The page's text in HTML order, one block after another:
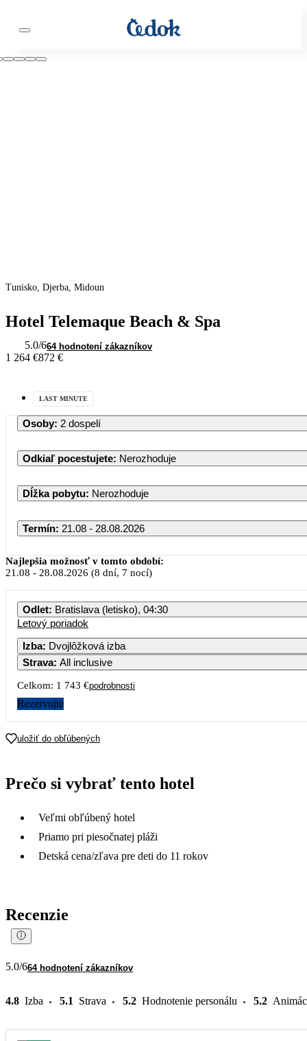
Tunisko, Djerba, Midoun
Hotel Telemaque Beach & Spa
5.0/664 hodnotení zákazníkov
1 264 €872 €
LAST MINUTE
Osoby: 2 dospelí
Odkiaľ pocestujete: Nerozhoduje
Dĺžka pobytu: Nerozhoduje
Termín: 21.08 - 28.08.2026
Najlepšia možnosť v tomto období:
21.08 - 28.08.2026 (8 dní, 7 nocí)
Odlet: Bratislava (letisko), 04:30
Letový poriadok
Izba: Dvojlôžková izba
Strava: All inclusive
Celkom: 1 743 €podrobnosti
Rezervujte
uložiť do obľúbených
Prečo si vybrať tento hotel
Veľmi obľúbený hotel
Priamo pri piesočnatej pláži
Detská cena/zľava pre deti do 11 rokov
Recenzie
5.0/664 hodnotení zákazníkov
4.8 Izba 5.1 Strava 5.2 Hodnotenie personálu 5.2